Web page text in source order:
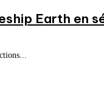
Earth en